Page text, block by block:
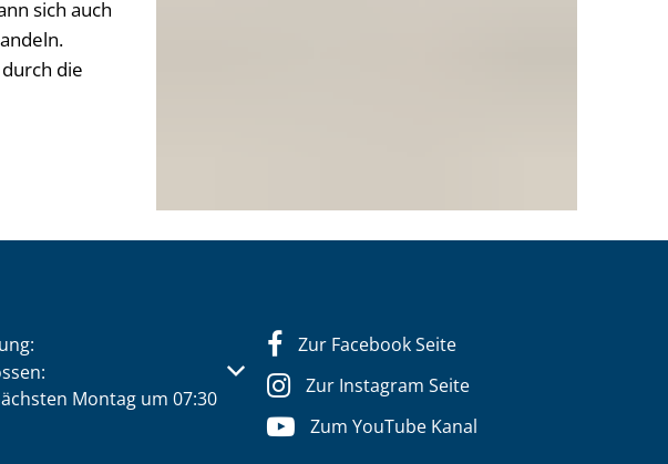
sich auch
die
weitere Öffnungs- oder Schließzeiten auszublenden
Montag um 07:30
Zur Facebook Seite
Zur Instagram Seite
Zum YouTube Kanal